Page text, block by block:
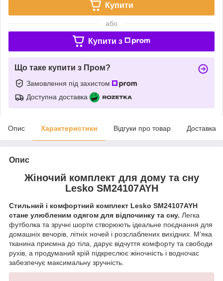
Купити
або
Купити з
Що таке купити з Пром?
Замовлення під захистом
Доступна доставка
Опис Характеристики Відгуки про товар Доставка
Опис
Жіночий комплект для дому та сну
Lesko SM24107AYH
Стильний і комфортний комплект Lesko SM24107AYH
стане улюбленим одягом для відпочинку та сну. Легка
футболка та зручні шорти створюють ідеальне поєднання для
домашніх вечорів, літніх ночей і розслаблених вихідних. М’яка
тканина приємна до тіла, дарує відчуття комфорту та свободи
рухів, а продуманий крій підкреслює жіночність і водночас
забезпечує максимальну зручність.